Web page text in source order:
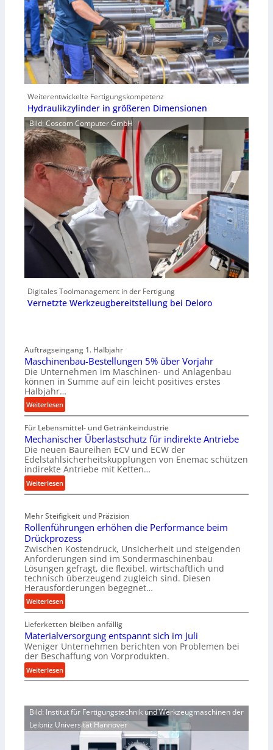
Weiterentwickelte Fertigungskompetenz
Hydraulikzylinder in größeren Dimensionen
Bild: Coscom Computer GmbH
Digitales Toolmanagement in der Fertigung
Vernetzte Werkzeugbereitstellung bei Deloro
Auftragseingang 1. Halbjahr
Maschinenbau-Bestellungen 5% über Vorjahr
Die Unternehmen im Maschinen- und Anlagenbau
können in Summe auf ein leicht positives erstes
Halbjahr…
Weiterlesen:
M
a
s
c
h
i
n
e
b
a
u
B
e
s
t
e
l
l
u
n
g
e
5
%
ü
Für Lebensmittel- und Getränkeindustrie
Mechanischer Überlastschutz für indirekte Antriebe
Die neuen Baureihen ECV und ECW der
Edelstahlsicherheitskupplungen von Enemac schützen
indirekte Antriebe mit Ketten…
Weiterlesen:
M
c
h
a
n
i
c
e
Ü
b
e
l
t
s
Mehr Steifigkeit und Präzision
Rollenführungen erhöhen die Performance beim
Drückprozess
Zwischen Kostendruck, Unsicherheit und steigenden
Anforderungen sind im Sondermaschinenbau
Lösungen gefragt, die flexibel, wirtschaftlich und
technisch überzeugend zugleich sind. Diesen
Herausforderungen begegnet…
Weiterlesen:
R
o
l
l
e
n
f
h
r
u
Lieferketten bleiben anfällig
Materialversorgung entspannt sich im Juli
Weniger Unternehmen berichten von Problemen bei
der Beschaffung von Vorprodukten.
Weiterlesen:
M
t
e
r
Bild: Institut für Fertigungstechnik und Werkzeugmaschinen der
Leibniz Universität Hannover